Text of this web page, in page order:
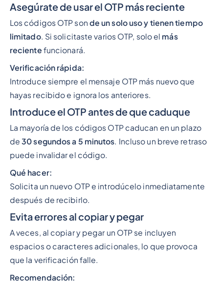
Asegúrate de usar el OTP más reciente
Los códigos OTP son de un solo uso y tienen tiempo
limitado. Si solicitaste varios OTP, solo el más
reciente funcionará.
Verificación rápida:
Introduce siempre el mensaje OTP más nuevo que
hayas recibido e ignora los anteriores.
Introduce el OTP antes de que caduque
La mayoría de los códigos OTP caducan en un plazo
de30 segundos a 5 minutos. Incluso un breve retraso
puede invalidar el código.
Qué hacer:
Solicita un nuevo OTP e introdúcelo inmediatamente
después de recibirlo.
Evita errores al copiar y pegar
A veces, al copiar y pegar un OTP se incluyen
espacios o caracteres adicionales, lo que provoca
que la verificación falle.
Recomendación: